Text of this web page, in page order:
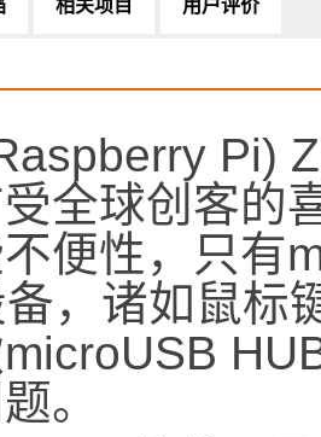
相关项目 用户评价
Pi)
全球创客的
便性，只有
，诸如鼠标
。